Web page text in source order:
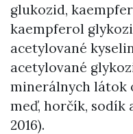
glukozid,
kaempferol
acetylované
acetylované
minerálnych látok
meď, horčík, sodík
2016).